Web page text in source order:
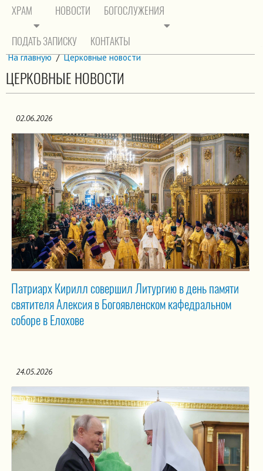
ХРАМ НОВОСТИ БОГОСЛУЖЕНИЯ
ПОДАТЬ ЗАПИСКУ КОНТАКТЫ
На главную / Церковные новости
ЦЕРКОВНЫЕ НОВОСТИ
02.06.2026
Патриарх Кирилл совершил Литургию в день памяти
святителя Алексия в Богоявленском кафедральном
соборе в Елохове
24.05.2026